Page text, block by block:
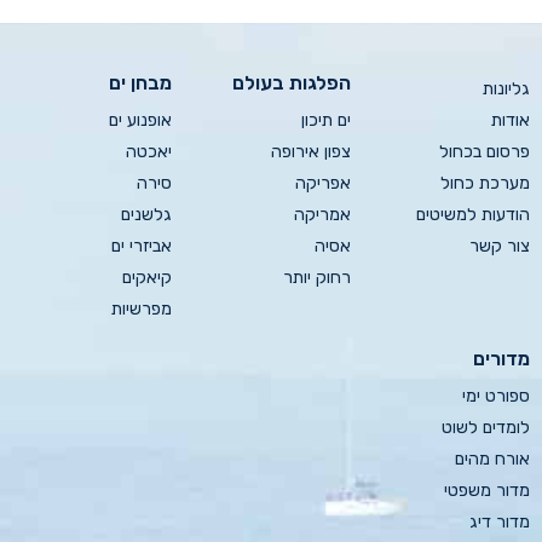
גליונות
אודות
פרסום בכחול
מערכת כחול
הודעות למשיטים
צור קשר
הפלגות בעולם
ים תיכון
צפון אירופה
אפריקה
אמריקה
אסיה
רחוק יותר
מבחן ים
אופנוע ים
יאכטה
סירה
גלשנים
אביזרי ים
קיאקים
מפרשיות
מדורים
ספורט ימי
לומדים לשוט
אורח מהים
מדור משפטי
מדור דיג